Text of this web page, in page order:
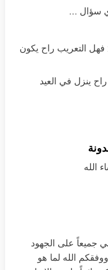
سؤال …
و الفريم وير هو 2.1 فهل التعريب راح يكون
ينزل في العيد
الله
جميعاً على الجهود
الله لما هو